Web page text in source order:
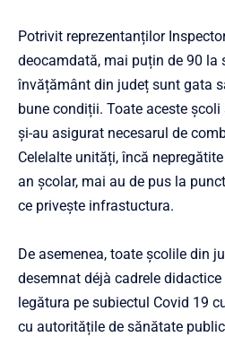
Potrivit reprezentanților
deocamdată, mai puțin de 90 la
învățământ din județ sunt gata
bune condiții. Toate aceste
și-au asigurat necesarul de
Celelalte unități, încă
an școlar, mai au de pus la
ce privește infrastuctura.
De asemenea, toate școlile din
desemnat déjà cadrele
legătura pe subiectul Covid 19
cu autoritățile de sănătate